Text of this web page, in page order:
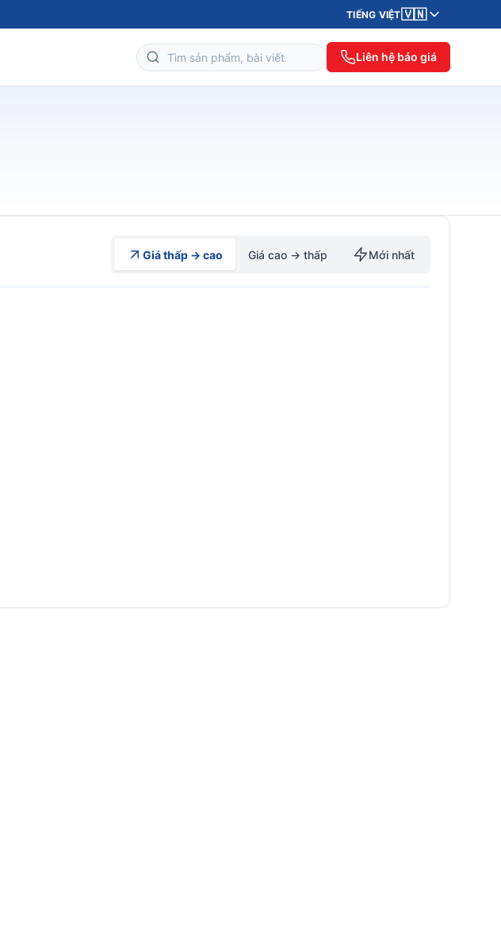
TIẾNG VIỆT🇻🇳
Liên hệ báo giá
Giá thấp → cao Giá cao → thấp Mới nhất